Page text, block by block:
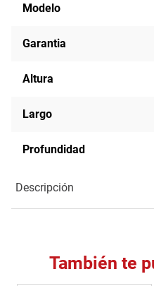
Modelo
Garantia
Altura
Largo
Profundidad
Descripción
También te